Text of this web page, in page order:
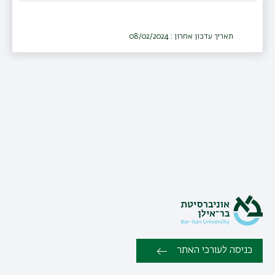
תאריך עדכון אחרון : 08/02/2024
כניסה לעורכי האתר